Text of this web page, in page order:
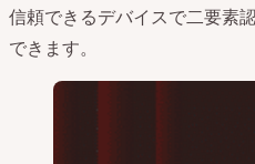
信頼できるデバイスで二要素
できます。